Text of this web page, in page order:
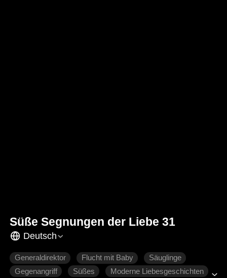
Süße Segnungen der Liebe 31
Deutsch
Generaldirektor Flucht mit Baby
Säuglinge
Gegenangriff
Süßes Moderne Liebesgeschichten